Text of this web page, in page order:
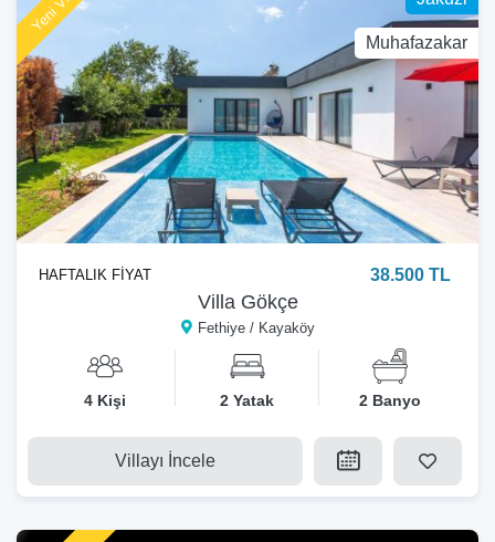
Muhafazakar
Villa Gökçe
Fethiye / Kayaköy
HAFTALIK FİYAT 38.500 TL
4 Kişi 2 Yatak 2 Banyo
Villayı İncele